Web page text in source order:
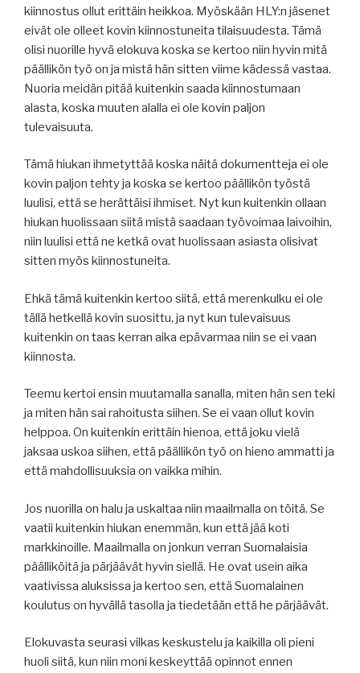
kiinnostus ollut erittäin heikkoa. Myöskään HLY:n jäsenet
eivät ole olleet kovin kiinnostuneita tilaisuudesta. Tämä
olisi nuorille hyvä elokuva koska se kertoo niin hyvin mitä
päällikön työ on ja mistä hän sitten viime kädessä vastaa.
Nuoria meidän pitää kuitenkin saada kiinnostumaan
alasta, koska muuten alalla ei ole kovin paljon
tulevaisuuta.
Tämä hiukan ihmetyttää koska näitä dokumentteja ei ole
kovin paljon tehty ja koska se kertoo päällikön työstä
luulisi, että se herättäisi ihmiset. Nyt kun kuitenkin ollaan
hiukan huolissaan siitä mistä saadaan työvoimaa laivoihin,
niin luulisi että ne ketkä ovat huolissaan asiasta olisivat
sitten myös kiinnostuneita.
Ehkä tämä kuitenkin kertoo siitä, että merenkulku ei ole
tällä hetkellä kovin suosittu, ja nyt kun tulevaisuus
kuitenkin on taas kerran aika epävarmaa niin se ei vaan
kiinnosta.
Teemu kertoi ensin muutamalla sanalla, miten hän sen teki
ja miten hän sai rahoitusta siihen. Se ei vaan ollut kovin
helppoa. On kuitenkin erittäin hienoa, että joku vielä
jaksaa uskoa siihen, että päällikön työ on hieno ammatti ja
että mahdollisuuksia on vaikka mihin.
Jos nuorilla on halu ja uskaltaa niin maailmalla on töitä. Se
vaatii kuitenkin hiukan enemmän, kun että jää koti
markkinoille. Maailmalla on jonkun verran Suomalaisia
päälliköitä ja pärjäävät hyvin siellä. He ovat usein aika
vaativissa aluksissa ja kertoo sen, että Suomalainen
koulutus on hyvällä tasolla ja tiedetään että he pärjäävät.
Elokuvasta seurasi vilkas keskustelu ja kaikilla oli pieni
huoli siitä, kun niin moni keskeyttää opinnot ennen